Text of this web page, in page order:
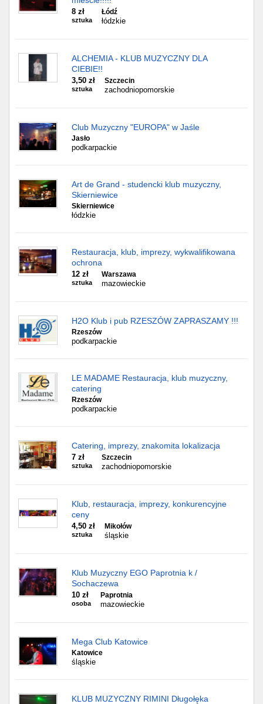
8 zł
sztuka
Łódź
łódzkie
ALCHEMIA - KLUB MUZYCZNY DLA
CIEBIE!!
3,50 zł
sztuka
Szczecin
zachodniopomorskie
Club Muzyczny "EUROPA" w Jaśle
Jasło
podkarpackie
Art de Grand - studencki klub muzyczny,
Skierniewice
Skierniewice
łódzkie
Restauracja, klub, imprezy, wykwalifikowana
ochrona
12 zł
sztuka
Warszawa
mazowieckie
H2O Klub i pub RZESZÓW ZAPRASZAMY !!!
Rzeszów
podkarpackie
LE MADAME Restauracja, klub muzyczny,
catering
Rzeszów
podkarpackie
Catering, imprezy, znakomita lokalizacja
7 zł
sztuka
Szczecin
zachodniopomorskie
Klub, restauracja, imprezy, konkurencyjne
ceny
4,50 zł
sztuka
Mikołów
śląskie
Klub Muzyczny EGO Paprotnia k /
Sochaczewa
10 zł
osoba
Paprotnia
mazowieckie
Mega Club Katowice
Katowice
śląskie
KLUB MUZYCZNY RIMINI Długołęka